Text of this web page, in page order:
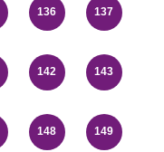
136 137
142 143
148 149